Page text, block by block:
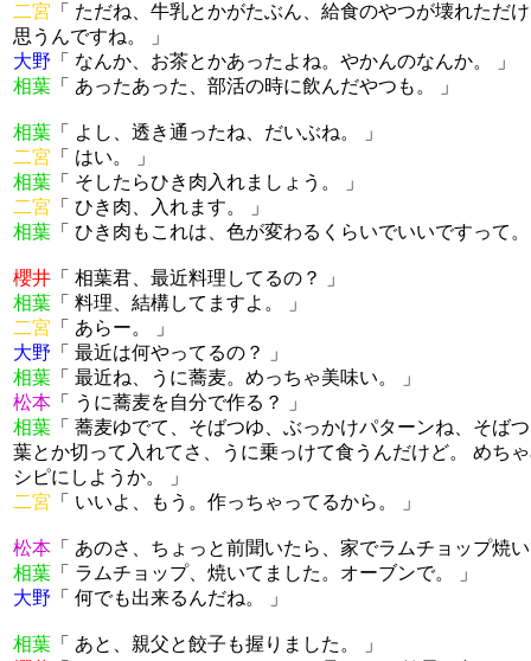
二宮 「 ただね、牛乳とかがたぶん、給食のやつが壊れただ
思うんですね。 」
大野 「 なんか、お茶とかあったよね。やかんのなんか。 」
相葉 「 あったあった、部活の時に飲んだやつも。 」
相葉 「 よし、透き通ったね、だいぶね。 」
二宮 「 はい。 」
相葉 「 そしたらひき肉入れましょう。 」
二宮 「 ひき肉、入れます。 」
相葉 「 ひき肉もこれは、色が変わるくらいでいいですって
櫻井 「 相葉君、最近料理してるの？ 」
相葉 「 料理、結構してますよ。 」
二宮 「 あらー。 」
大野 「 最近は何やってるの？ 」
相葉 「 最近ね、うに蕎麦。めっちゃ美味い。 」
松本 「 うに蕎麦を自分で作る？ 」
相葉 「 蕎麦ゆでて、そばつゆ、ぶっかけパターンね、そば
葉とか切って入れてさ、うに乗っけて食うんだけど。 めち
シピにしようか。 」
二宮 「 いいよ、もう。作っちゃってるから。 」
松本 「 あのさ、ちょっと前聞いたら、家でラムチョップ焼
相葉 「 ラムチョップ、焼いてました。オーブンで。 」
大野 「 何でも出来るんだね。 」
相葉 「 あと、親父と餃子も握りました。 」